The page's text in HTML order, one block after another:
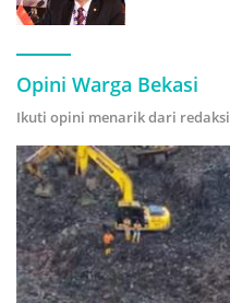
Opini Warga Bekasi
Ikuti opini menarik dari